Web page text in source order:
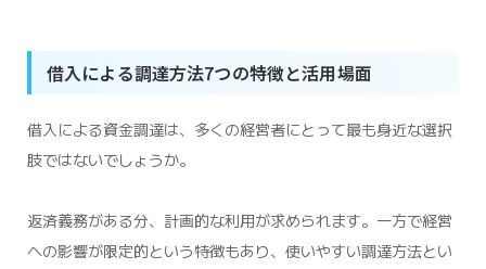
借入による調達方法7つの特徴と活用場面
借入による資金調達は、多くの経営者にとって最も身近な選択
肢ではないでしょうか。
返済義務がある分、計画的な利用が求められます。一方で経営
への影響が限定的という特徴もあり、使いやすい調達方法とい